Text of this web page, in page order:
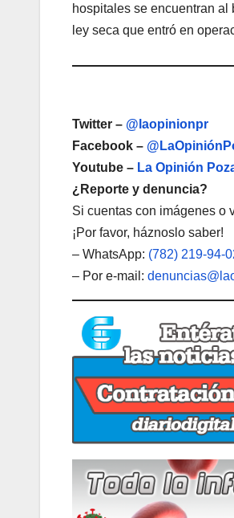
hospitales se encuentran
ley seca que entró en
Twitter – @laopinionpr
Facebook –
Youtube – La Opinión
¿Reporte y denuncia?
Si cuentas con imágenes o
¡Por favor, háznoslo saber!
– WhatsApp: (782) 219-94-
– Por e-mail: